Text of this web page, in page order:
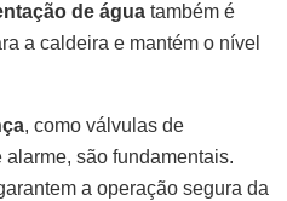
de água também é
a caldeira e mantém o nível
, como válvulas de
são fundamentais.
a operação segura da